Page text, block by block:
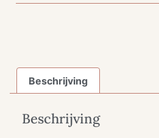
Beschrijving
Beschrijving